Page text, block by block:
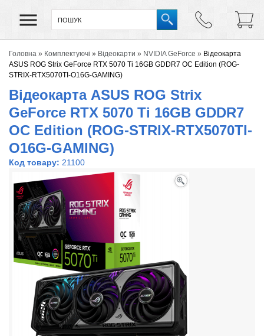
Головна » Комплектуючі » Відеокарти » NVIDIA GeForce » Відеокарта
ASUS ROG Strix GeForce RTX 5070 Ti 16GB GDDR7 OC Edition (ROG-
STRIX-RTX5070TI-O16G-GAMING)
Відеокарта ASUS ROG Strix
GeForce RTX 5070 Ti 16GB GDDR7
OC Edition (ROG-STRIX-RTX5070TI-
O16G-GAMING)
Код товару: 21100